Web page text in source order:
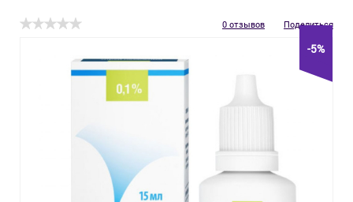
Доставка и оплата
0 отзывов Поделиться
-5%